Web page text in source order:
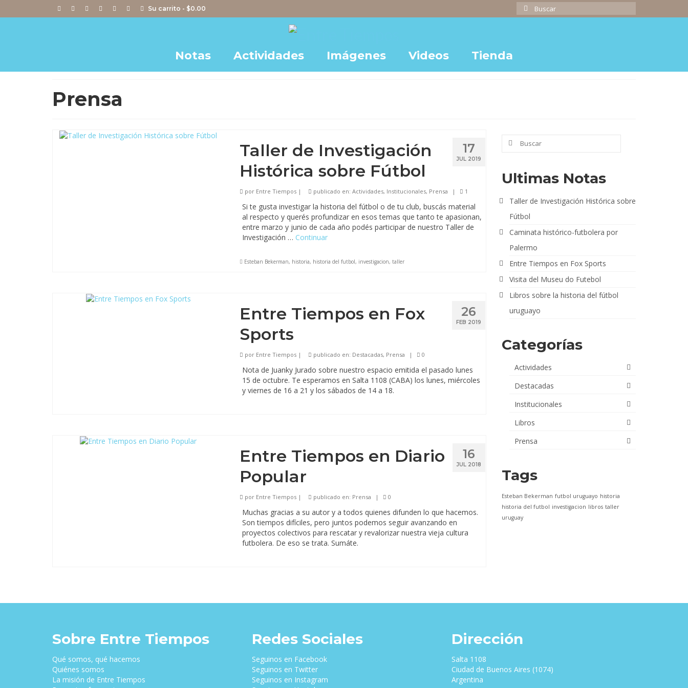
Su carrito - $0.00
Buscar
por:
Notas Actividades Imágenes Videos Tienda
Prensa
17
JUL 2019
Taller de Investigación
Histórica sobre Fútbol
por Entre Tiempos| publicado en: Actividades, Institucionales, Prensa | 1
Si te gusta investigar la historia del fútbol o de tu club, buscás material
al respecto y querés profundizar en esos temas que tanto te apasionan,
entre marzo y junio de cada año podés participar de nuestro Taller de
Investigación … Continuar
Esteban Bekerman, historia, historia del futbol, investigacion, taller
26
FEB 2019
Entre Tiempos en Fox
Sports
por Entre Tiempos| publicado en: Destacadas, Prensa | 0
Nota de Juanky Jurado sobre nuestro espacio emitida el pasado lunes
15 de octubre. Te esperamos en Salta 1108 (CABA) los lunes, miércoles
y viernes de 16 a 21 y los sábados de 14 a 18.
16
JUL 2018
Entre Tiempos en Diario
Popular
por Entre Tiempos| publicado en: Prensa | 0
Muchas gracias a su autor y a todos quienes difunden lo que hacemos.
Son tiempos difíciles, pero juntos podemos seguir avanzando en
proyectos colectivos para rescatar y revalorizar nuestra vieja cultura
futbolera. De eso se trata. Sumáte.
Buscar
Ultimas Notas
Taller de Investigación Histórica sobre
Fútbol
Caminata histórico-futbolera por
Palermo
Entre Tiempos en Fox Sports
Visita del Museu do Futebol
Libros sobre la historia del fútbol
uruguayo
Categorías
Actividades
Destacadas
Institucionales
Libros
Prensa
Tags
Esteban Bekerman futbol uruguayo historia
historia del futbol investigacion libros taller
uruguay
Sobre Entre Tiempos
Qué somos, qué hacemos
Quiénes somos
La misión de Entre Tiempos
Redes Sociales
Seguinos en Facebook
Seguinos en Twitter
Seguinos en Instagram
Dirección
Salta 1108
Ciudad de Buenos Aires (1074)
Argentina